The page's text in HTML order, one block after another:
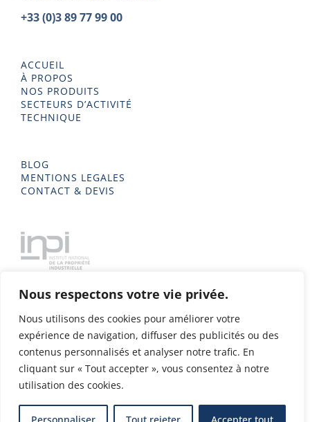
Nous respectons votre vie privée.
Nous utilisons des cookies pour améliorer votre
expérience de navigation, diffuser des publicités ou des
contenus personnalisés et analyser notre trafic. En
cliquant sur « Tout accepter », vous consentez à notre
utilisation des cookies.
+33 (0)3 89 77 99 00
ACCUEIL
À PROPOS
NOS PRODUITS
SECTEURS D’ACTIVITÉ
TECHNIQUE
BLOG
MENTIONS LEGALES
CONTACT & DEVIS
Delta Metal 2023 - Tous droits réservés - Conception & Design